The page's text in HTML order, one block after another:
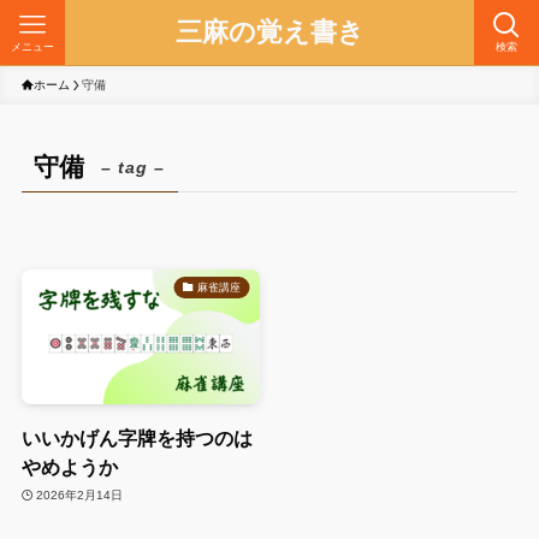
三麻の覚え書き 検索
メニュー
ホーム 守備
守備 – tag –
麻雀講座
いいかげん字牌を持つのは
やめようか
2026年2月14日